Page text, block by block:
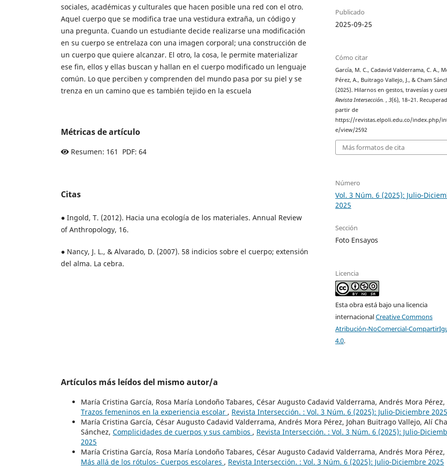
sociales, académicas y culturales que hacen posible una red con el otro.
Aquel cuerpo que se modifica trae una vestidura extraña, un código y
una pregunta. Cuando un estudiante decide realizarse una modificación
en su cuerpo se entrelaza con una imagen corporal; una construcción de
un cuerpo que quiere alcanzar. El otro, la cosa, le permite materializar
ese fin, ellos y ellas buscan y hallan en el cuerpo modificado un lenguaje
común. Lo que perciben y comprenden del mundo pasa por su piel y se
trenza en un camino que es también tejido en la escuela
Métricas de artículo
Resumen: 161 PDF: 64
Citas
● Ingold, T. (2012). Hacia una ecología de los materiales. Annual Review
of Anthropology, 16.
● Nancy, J. L., & Alvarado, D. (2007). 58 indicios sobre el cuerpo; extensión
del alma. La cebra.
Publicado
2025-09-25
Cómo citar
García, M. C., Cadavid Valderrama, C. A.,
Pérez, A., Buitrago Vallejo, J., & Cham
(2025). Hilarnos en gestos, travesías y
Revista Intersección. ,3(6), 18–21.
partir de
https://revistas.elpoli.edu.co/index.php/
e/view/2592
Más formatos de cita
Número
Vol. 3 Núm. 6 (2025): Julio-
2025
Sección
Foto Ensayos
Licencia
Esta obra está bajo una licencia
internacionalCreative Commons
Atribución-NoComercial-
4.0.
Artículos más leídos del mismo autor/a
María Cristina García, Rosa María Londoño Tabares, César Augusto Cadavid Valderrama, Andrés Mora Pérez,
Trazos femeninos en la experiencia escolar , Revista Intersección. : Vol. 3 Núm. 6 (2025): Julio-Diciembre 2025
María Cristina García, César Augusto Cadavid Valderrama, Andrés Mora Pérez, Johan Buitrago Vallejo, Alí
Sánchez, Complicidades de cuerpos y sus cambios , Revista Intersección. : Vol. 3 Núm. 6 (2025): Julio-
2025
María Cristina García, Rosa María Londoño Tabares, César Augusto Cadavid Valderrama, Andrés Mora Pérez,
Más allá de los rótulos- Cuerpos escolares , Revista Intersección. : Vol. 3 Núm. 6 (2025): Julio-Diciembre 2025